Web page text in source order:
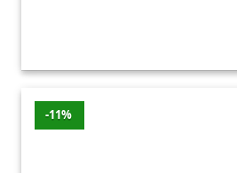
-11%